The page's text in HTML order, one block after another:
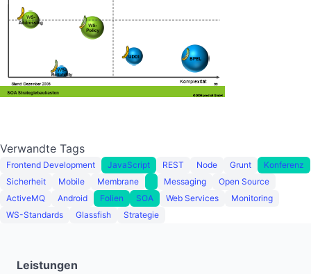
Verwandte Tags
Frontend Development JavaScript REST Node Grunt
Konferenz
Sicherheit
Mobile Membrane Messaging
Open Source
ActiveMQ
Android Folien SOA Web Services
Monitoring
WS-Standards
Glassfish Strategie
Leistungen